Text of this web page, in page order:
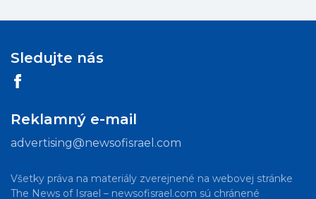
Sledujte nás
Reklamný e-mail
advertising@newsofisrael.com
Všetky práva na materiály zverejnené na webovej stránke
The News of Israel – newsofisrael.com sú chránené